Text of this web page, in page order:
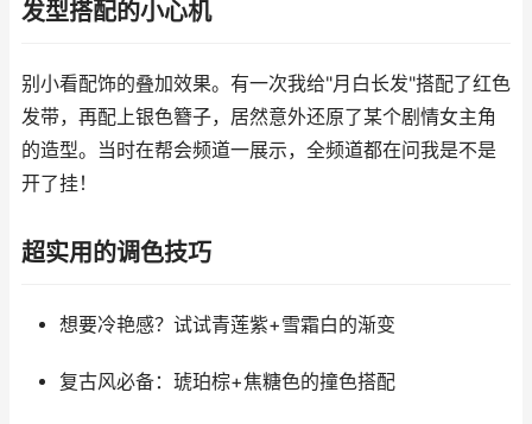
发型搭配的小心机
别小看配饰的叠加效果。有一次我给"月白长发"搭配了红色
发带，再配上银色簪子，居然意外还原了某个剧情女主角
的造型。当时在帮会频道一展示，全频道都在问我是不是
开了挂！
超实用的调色技巧
想要冷艳感？试试青莲紫+雪霜白的渐变
复古风必备：琥珀棕+焦糖色的撞色搭配